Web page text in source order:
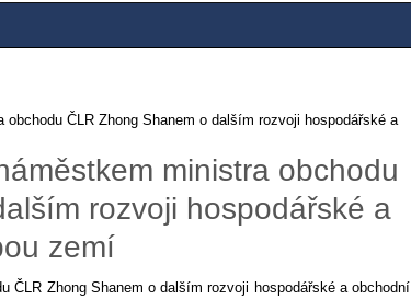
ČLR Zhong Shanem o dalším rozvoji hospodářské a
ministra obchodu
rozvoji hospodářské a
zemí
ČLR Zhong Shanem o dalším rozvoji hospodářské a obchodní